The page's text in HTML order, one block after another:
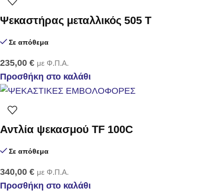
Ψεκαστήρας μεταλλικός 505 T
Σε απόθεμα
235,00 € με Φ.Π.Α.
Προσθήκη στο καλάθι
Αντλία ψεκασμού TF 100C
Σε απόθεμα
340,00 € με Φ.Π.Α.
Προσθήκη στο καλάθι